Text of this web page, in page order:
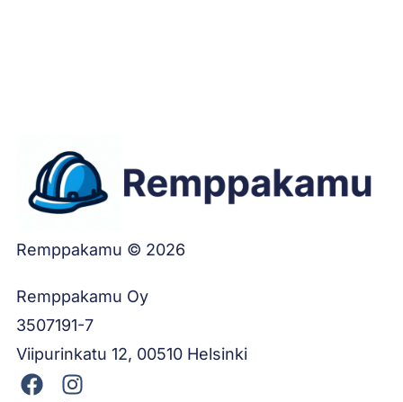
Remppakamu © 2026
Remppakamu Oy
3507191-7
Viipurinkatu 12, 00510 Helsinki